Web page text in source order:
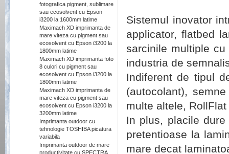
fotografica pigment, sublimare
sau ecosolvent cu Epson
i3200 la 1600mm latime
Maximach XD imprimanta de
mare viteza cu pigment sau
ecosolvent cu Epson i3200 la
1800mm latime
Maximach XD imprimanta foto
8 culori cu pigment sau
ecosolvent cu Epson i3200 la
1800mm latime
Maximach XD imprimanta de
mare viteza cu pigment sau
ecosolvent cu Epson i3200 la
3200mm latime
Imprimanta outdoor cu
tehnologie TOSHIBA picatura
variabila
Imprimanta outdoor de mare
productivitate cu SPECTRA
Sistemul inovator
applicator, flatbed
sarcinile multiple cu
industria de
Indiferent de tipul
(autocolant),
multe altele, RollFlat
In plus, placile
pretentioase la
mare decat